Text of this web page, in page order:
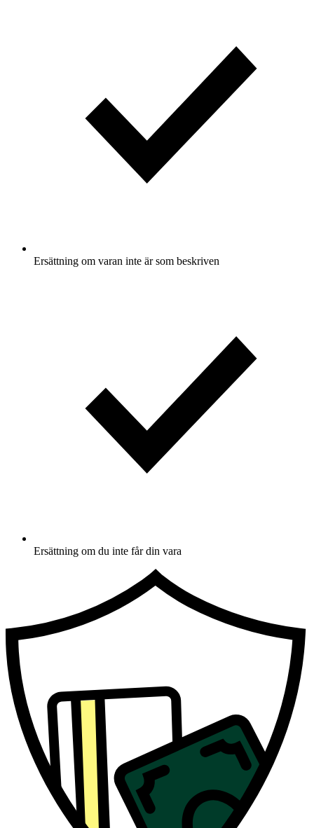
Ersättning om varan inte är som beskriven
Ersättning om du inte får din vara